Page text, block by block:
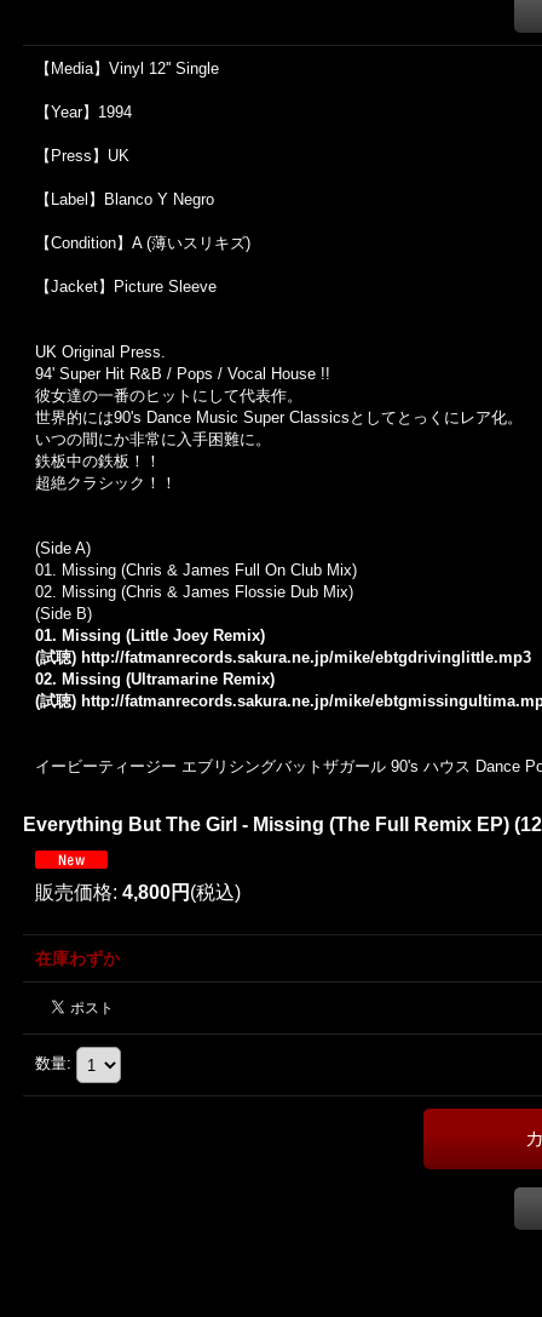
【Media】Vinyl 12'' Single
【Year】1994
【Press】UK
【Label】Blanco Y Negro
【Condition】A (薄いスリキズ)
【Jacket】Picture Sleeve
UK Original Press.
94' Super Hit R&B / Pops / Vocal House !!
彼女達の一番のヒットにして代表作。
世界的には90's Dance Music Super Classicsとしてとっくにレア化。
いつの間にか非常に入手困難に。
鉄板中の鉄板！！
超絶クラシック！！
(Side A)
01. Missing (Chris & James Full On Club Mix)
02. Missing (Chris & James Flossie Dub Mix)
(Side B)
01. Missing (Little Joey Remix)
(試聴) http://fatmanrecords.sakura.ne.jp/mike/ebtgdrivinglittle.mp3
02. Missing (Ultramarine Remix)
(試聴) http://fatmanrecords.sakura.ne.jp/mike/
イービーティージー エブリシングバットザガール 90's ハウス Dance
Everything But The Girl - Missing (The Full Remix EP)
販売価格: 4,800円 (税込)
在庫わずか
数量: